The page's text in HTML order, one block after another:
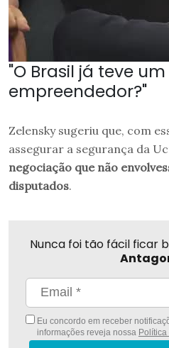
"O Brasil já teve
empreendedor?"
Zelensky sugeriu que, com
assegurar a segurança da
negociação que não
disputados.
Nunca foi tão fácil ficar
Eu concordo em receber
informações reveja nossa Política